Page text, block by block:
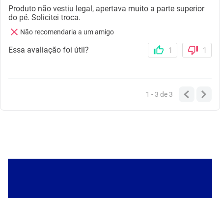
Produto não vestiu legal, apertava muito a parte superior
do pé. Solicitei troca.
Não recomendaria a um amigo
Essa avaliação foi útil? 1 1
1 - 3de 3